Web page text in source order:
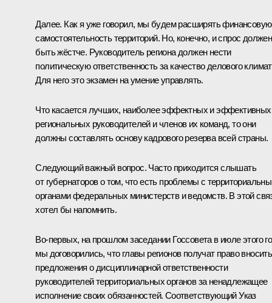
Далее. Как я уже говорил, мы будем расширять финансовую
самостоятельность территорий. Но, конечно, и спрос должен
быть жёстче. Руководитель региона должен нести
политическую ответственность за качество делового
Для него это экзамен на умение управлять.
Что касается лучших, наиболее эффектных и эффективных
региональных руководителей и членов их команд, то они
должны составлять основу кадрового резерва всей страны.
Следующий важный вопрос. Часто приходится слышать
от губернаторов о том, что есть проблемы с
органами федеральных министерств и ведомств. В этой
хотел бы напомнить.
Во‑первых, на прошлом заседании Госсовета в июле этого
мы договорились, что главы регионов получат право вносить
предложения о дисциплинарной ответственности
руководителей территориальных органов за ненадлежащее
исполнение своих обязанностей. Соответствующий Указ